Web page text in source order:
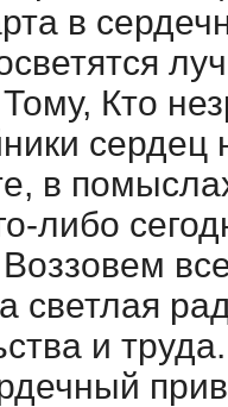
в
Кто
сердец
в
либо
Воззовем
светлая
и труда.